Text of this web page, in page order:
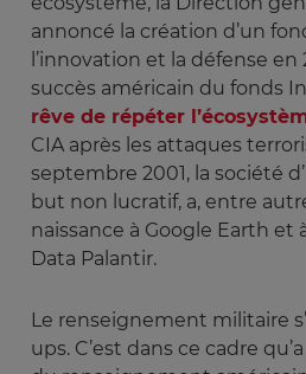
annoncé la création d’un
l’innovation et la défense en
succès américain du fonds
rêve de répéter
CIA après les attaques
septembre 2001, la société
but non lucratif, a, entre
naissance à Google Earth et
Data Palantir.
Le renseignement militaire
ups. C’est dans ce cadre